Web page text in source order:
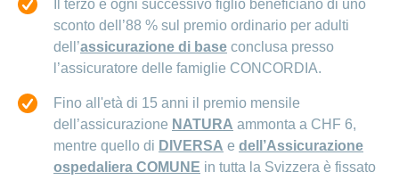
Il terzo e ogni successivo figlio beneficiano di uno
sconto dell’88 % sul premio ordinario per adulti
dell’assicurazione di base conclusa presso
l’assicuratore delle famiglie CONCORDIA.
Fino all'età di 15 anni il premio mensile
dell’assicurazione NATURA ammonta a CHF 6,
mentre quello di DIVERSA e dell’Assicurazione
ospedaliera COMUNE in tutta la Svizzera è fissato